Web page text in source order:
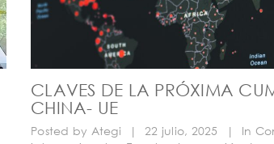
CLAVES DE LA PRÓXIMA
CHINA- UE
Posted by Ategi | 22 julio, 2025 | In